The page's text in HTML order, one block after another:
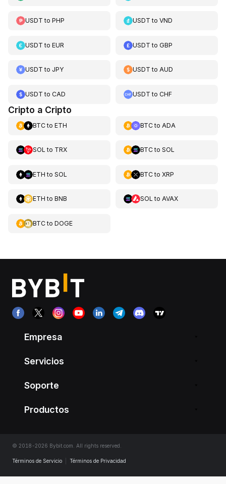
USDT to PHP USDT toVND
USDT to EUR USDT toGBP
USDT to JPY USDT toAUD
USDT to CAD USDT toCHF
Cripto a Cripto
BTCto ETH BTCto ADA
SOL to TRX BTCto SOL
ETH to SOL BTCto XRP
ETH to BNB SOL to AVAX
BTCto DOGE
Empresa
Servicios
Soporte
Productos
© 2018-2026 Bybit.com. All rights reserved.
Términos de Servicio Términos de Privacidad